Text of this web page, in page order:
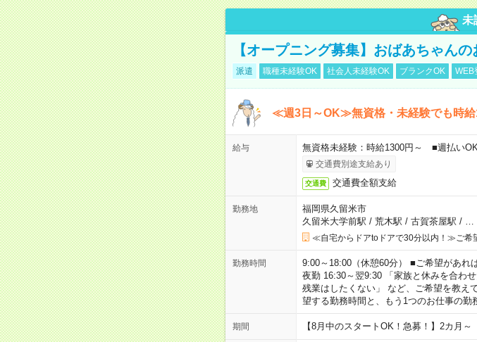
未
【オープニング募集】おばあちゃん
派遣 職種未経験OK 社会人未経験OK ブランクOK WEB
≪週3日～OK≫無資格・未経験でも時給
給与 無資格未経験：時給1300円～ ■週払い
交通費別途支給あり
交通費 交通費全額支給
勤務地
福岡県久留米市
久留米大学前駅 / 荒木駅 / 古賀茶屋駅 / …
≪自宅からドアtoドアで30分以内！≫ご希
勤務時間
9:00～18:00（休憩60分） ■ご希望があれ
夜勤 16:30～翌9:30 「家族と休みを合わ
残業はしたくない」 など、ご希望を教
望する勤務時間と、もう1つのお仕事の勤
期間 【8月中のスタートOK！急募！】2カ月